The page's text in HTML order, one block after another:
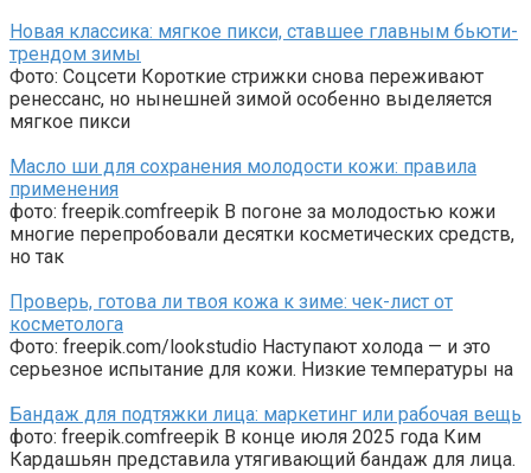
Новая классика: мягкое пикси, ставшее главным бьюти-
трендом зимы
Фото: Соцсети Короткие стрижки снова переживают
ренессанс, но нынешней зимой особенно выделяется
мягкое пикси
Масло ши для сохранения молодости кожи: правила
применения
фото: freepik.comfreepik В погоне за молодостью кожи
многие перепробовали десятки косметических средств,
но так
Проверь, готова ли твоя кожа к зиме: чек-лист от
косметолога
Фото: freepik.com/lookstudio Наступают холода — и это
серьезное испытание для кожи. Низкие температуры на
Бандаж для подтяжки лица: маркетинг или рабочая вещь
фото: freepik.comfreepik В конце июля 2025 года Ким
Кардашьян представила утягивающий бандаж для лица.